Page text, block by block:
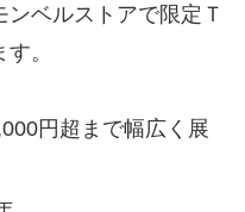
ベルストアで限定Ｔ
。
円超まで幅広く展